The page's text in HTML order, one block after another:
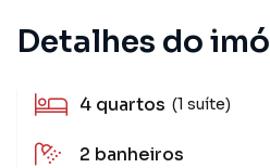
Detalhes do
4 quartos (1 suíte)
2 banheiros